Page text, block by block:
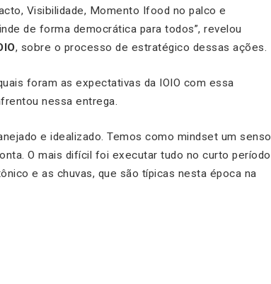
Visibilidade, Momento Ifood no palco e
de forma democrática para todos”, revelou
, sobre o processo de estratégico dessas ações.
foram as expectativas da IOIO com essa
nessa entrega.
e idealizado. Temos como mindset um senso
O mais difícil foi executar tudo no curto período
e as chuvas, que são típicas nesta época na